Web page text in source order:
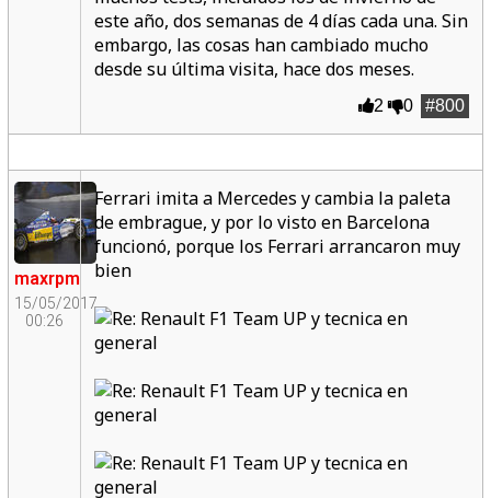
este año, dos semanas de 4 días cada una. Sin
embargo, las cosas han cambiado mucho
desde su última visita, hace dos meses.
#800
2 0
maxrpm
15/05/2017
00:26
Ferrari imita a Mercedes y cambia la paleta
de embrague, y por lo visto en Barcelona
funcionó, porque los Ferrari arrancaron muy
bien